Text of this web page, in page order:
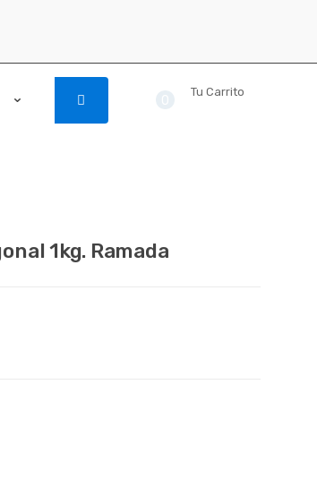
Tu Carrito
1kg. Ramada